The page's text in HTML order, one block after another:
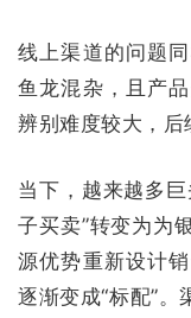
线上渠道的问题
鱼龙混杂，且产
辨别难度较大，后
当下，越来越多
子买卖”转变为为
源优势重新设计
逐渐变成“标配”